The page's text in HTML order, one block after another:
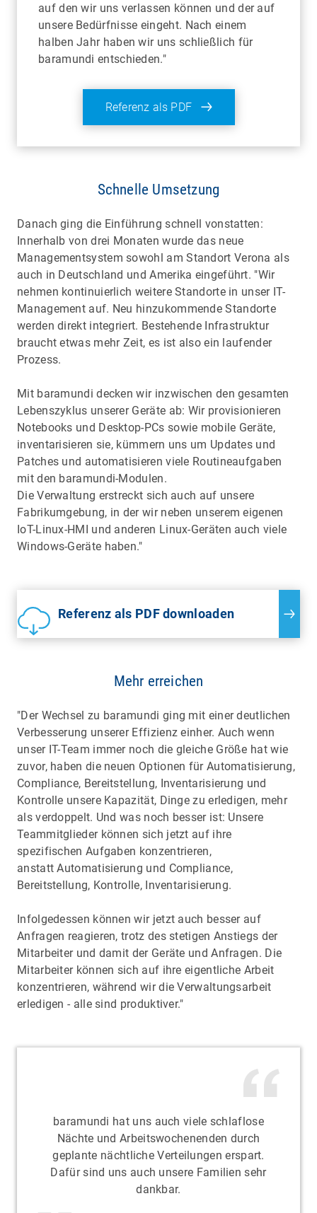
auf den wir uns verlassen können und der auf
unsere Bedürfnisse eingeht. Nach einem
halben Jahr haben wir uns schließlich für
baramundi entschieden."
Referenz als PDF
Schnelle Umsetzung
Danach ging die Einführung schnell vonstatten:
Innerhalb von drei Monaten wurde das neue
Managementsystem sowohl am Standort Verona als
auch in Deutschland und Amerika eingeführt. "Wir
nehmen kontinuierlich weitere Standorte in unser IT-
Management auf. Neu hinzukommende Standorte
werden direkt integriert. Bestehende Infrastruktur
braucht etwas mehr Zeit, es ist also ein laufender
Prozess.
Mit baramundi decken wir inzwischen den gesamten
Lebenszyklus unserer Geräte ab: Wir provisionieren
Notebooks und Desktop-PCs sowie mobile Geräte,
inventarisieren sie, kümmern uns um Updates und
Patches und automatisieren viele Routineaufgaben
mit den baramundi-Modulen.
Die Verwaltung erstreckt sich auch auf unsere
Fabrikumgebung, in der wir neben unserem eigenen
IoT-Linux-HMI und anderen Linux-Geräten auch viele
Windows-Geräte haben."
Referenz als PDF downloaden
Mehr erreichen
"Der Wechsel zu baramundi ging mit einer deutlichen
Verbesserung unserer Effizienz einher. Auch wenn
unser IT-Team immer noch die gleiche Größe hat wie
zuvor, haben die neuen Optionen für Automatisierung,
Compliance, Bereitstellung, Inventarisierung und
Kontrolle unsere Kapazität, Dinge zu erledigen, mehr
als verdoppelt. Und was noch besser ist: Unsere
Teammitglieder können sich jetzt auf ihre
spezifischen Aufgaben konzentrieren,
anstatt Automatisierung und Compliance,
Bereitstellung, Kontrolle, Inventarisierung.
Infolgedessen können wir jetzt auch besser auf
Anfragen reagieren, trotz des stetigen Anstiegs der
Mitarbeiter und damit der Geräte und Anfragen. Die
Mitarbeiter können sich auf ihre eigentliche Arbeit
konzentrieren, während wir die Verwaltungsarbeit
erledigen - alle sind produktiver."
baramundi hat uns auch viele schlaflose
Nächte und Arbeitswochenenden durch
geplante nächtliche Verteilungen erspart.
Dafür sind uns auch unsere Familien sehr
dankbar.